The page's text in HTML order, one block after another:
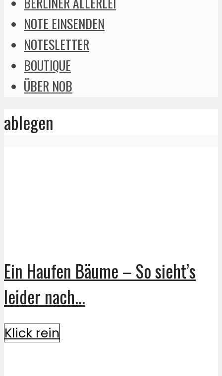
NOTE EINSENDEN
NOTESLETTER
BOUTIQUE
ÜBER NOB
ablegen
Ein Haufen Bäume – So sieht’s
leider nach...
Klick rein